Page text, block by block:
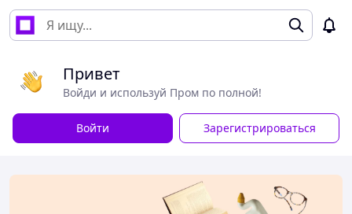
Привет
Войди и используй Пром по полной!
Войти Зарегистрироваться